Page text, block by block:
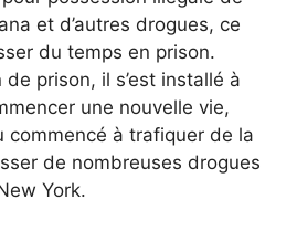
et d’autres drogues, ce
du temps en prison.
prison, il s’est installé à
une nouvelle vie,
commencé à trafiquer de la
de nombreuses drogues
York.